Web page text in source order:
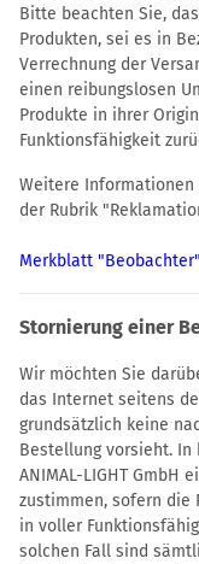
Bitte beachten Sie,
Produkten, sei es in
Verrechnung der
einen reibungslosen
Produkte in ihrer
Funktionsfähigkeit
Weitere Informationen
der Rubrik
Merkblatt
Stornierung einer
Wir möchten Sie
das Internet seitens
grundsätzlich keine
Bestellung vorsieht. In
ANIMAL-LIGHT GmbH
zustimmen, sofern die
in voller
solchen Fall sind